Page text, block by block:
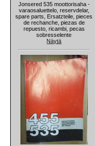
Jonsered 535 moottorisaha -
varaosaluettelo, reservdelar,
spare parts, Ersatzteile, pieces
de rechanche, piezas de
repuesto, ricambi, pecas
sobresselente
Näytä